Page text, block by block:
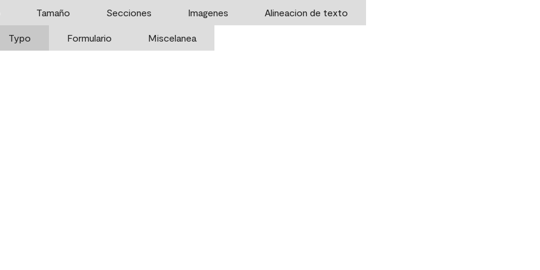
Tamaño Secciones Imagenes Alineacion de texto
Typo Formulario Miscelanea